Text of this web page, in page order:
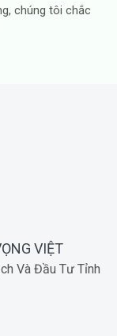
chúng tôi chắc
VIỆT
Và Đầu Tư Tỉnh